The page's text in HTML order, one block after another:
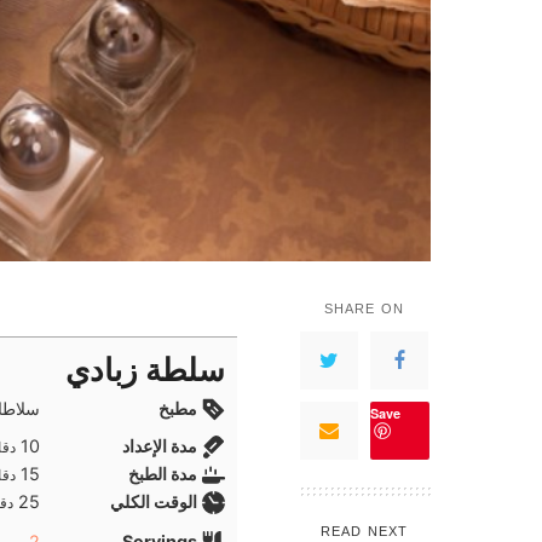
SHARE ON
Save
READ NEXT
سلطة زبادي
مطبخ
مدة الإعداد
10
مدة الطبخ 15
الوقت الكلي 25